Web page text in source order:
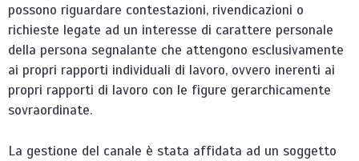
possono riguardare contestazioni, rivendicazioni o
richieste legate ad un interesse di carattere personale
della persona segnalante che attengono esclusivamente
ai propri rapporti individuali di lavoro, ovvero inerenti ai
propri rapporti di lavoro con le figure gerarchicamente
sovraordinate.
La gestione del canale è stata affidata ad un soggetto